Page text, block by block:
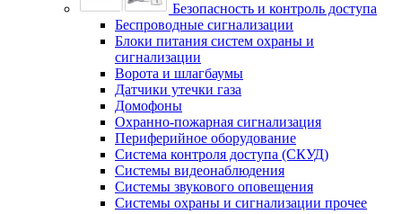
Безопасность и контроль доступа
Беспроводные сигнализации
Блоки питания систем охраны и
сигнализации
Ворота и шлагбаумы
Датчики утечки газа
Домофоны
Охранно-пожарная сигнализация
Периферийное оборудование
Система контроля доступа (СКУД)
Системы видеонаблюдения
Системы звукового оповещения
Системы охраны и сигнализации прочее